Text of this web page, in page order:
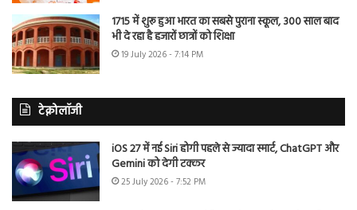
1715 में शुरू हुआ भारत का सबसे पुराना स्कूल, 300 साल बाद
भी दे रहा है हजारों छात्रों को शिक्षा
19 July 2026 - 7:14 PM
टेक्नोलॉजी
iOS 27 में नई Siri होगी पहले से ज्यादा स्मार्ट, ChatGPT और
Gemini को देगी टक्कर
25 July 2026 - 7:52 PM